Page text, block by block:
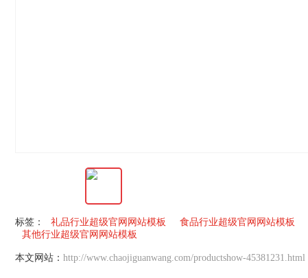
标签： 礼品行业超级官网网站模板 食品行业超级官网网站模板
其他行业超级官网网站模板
本文网站： http://www.chaojiguanwang.com/productshow-45381231.html